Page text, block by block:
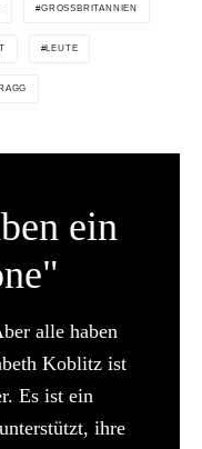
GROSSBRITANNIEN
LEUTE
ein
alle haben
Koblitz ist
Es ist ein
ihre